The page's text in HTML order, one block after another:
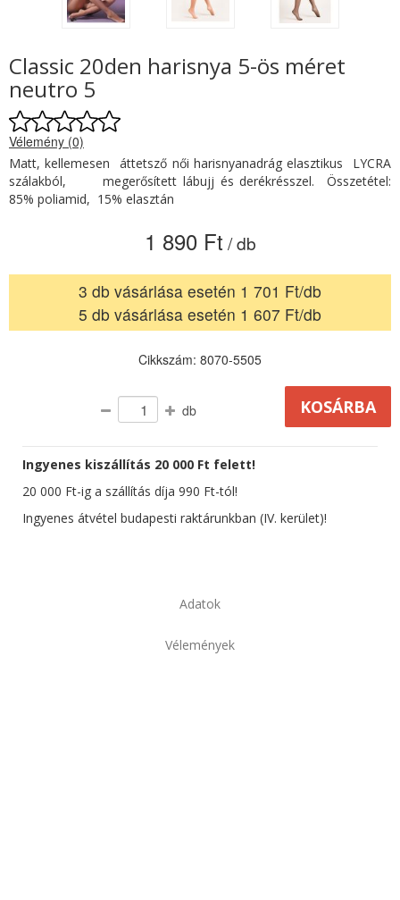
Classic 20den harisnya 5-ös méret
neutro 5
Vélemény (0)
Matt, kellemesen áttetsző női harisnyanadrág elasztikus LYCRA
szálakból, megerősített lábujj és derékrésszel. Összetétel:
85% poliamid, 15% elasztán
1 890 Ft / db
3 db vásárlása esetén 1 701 Ft/db
5 db vásárlása esetén 1 607 Ft/db
Cikkszám: 8070-5505
db
Ingyenes kiszállítás 20 000 Ft felett!
20 000 Ft-ig a szállítás díja 990 Ft-tól!
Ingyenes átvétel budapesti raktárunkban (IV. kerület)!
Adatok
Vélemények